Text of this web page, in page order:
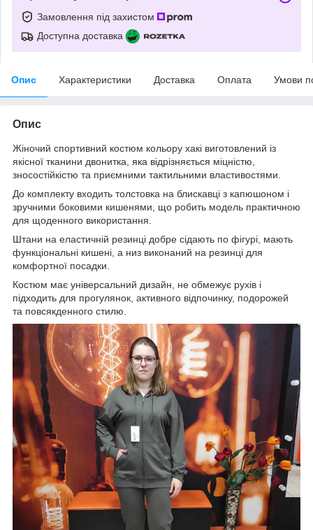
Замовлення під захистом
Доступна доставка
Опис Характеристики Доставка Оплата Умови
Опис
Жіночий спортивний костюм кольору хакі виготовлений із
якісної тканини двонитка, яка відрізняється міцністю,
зносостійкістю та приємними тактильними властивостями.
До комплекту входить толстовка на блискавці з капюшоном і
зручними боковими кишенями, що робить модель практичною
для щоденного використання.
Штани на еластичній резинці добре сідають по фігурі, мають
функціональні кишені, а низ виконаний на резинці для
комфортної посадки.
Костюм має універсальний дизайн, не обмежує рухів і
підходить для прогулянок, активного відпочинку, подорожей
та повсякденного стилю.